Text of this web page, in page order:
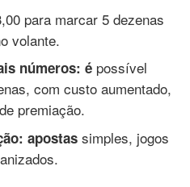
para marcar 5 dezenas
volante.
números: é possível
com custo aumentado,
premiação.
apostas simples, jogos